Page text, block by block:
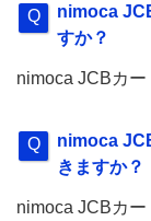
nimoca
すか？
nimoca JCBカ
nimoca
きますか？
nimoca JCBカ